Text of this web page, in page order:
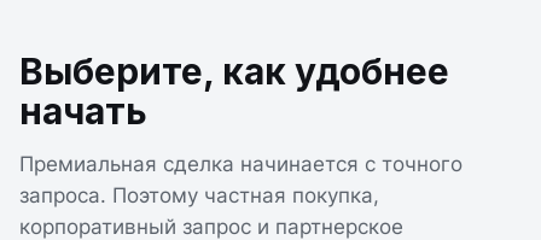
Выберите, как удобнее
начать
Премиальная сделка начинается с точного
запроса. Поэтому частная покупка,
корпоративный запрос и партнерское